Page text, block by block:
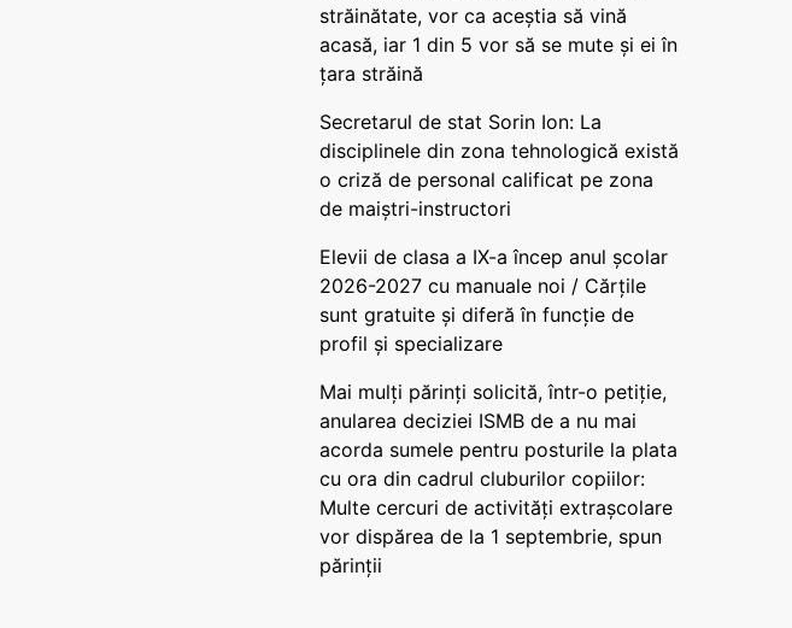
străinătate, vor ca aceștia să vină
acasă, iar 1 din 5 vor să se mute și ei în
țara străină
Secretarul de stat Sorin Ion: La
disciplinele din zona tehnologică există
o criză de personal calificat pe zona
de maiștri-instructori
Elevii de clasa a IX-a încep anul școlar
2026-2027 cu manuale noi / Cărțile
sunt gratuite și diferă în funcție de
profil și specializare
Mai mulți părinți solicită, într-o petiție,
anularea deciziei ISMB de a nu mai
acorda sumele pentru posturile la plata
cu ora din cadrul cluburilor copiilor:
Multe cercuri de activități extrașcolare
vor dispărea de la 1 septembrie, spun
părinții